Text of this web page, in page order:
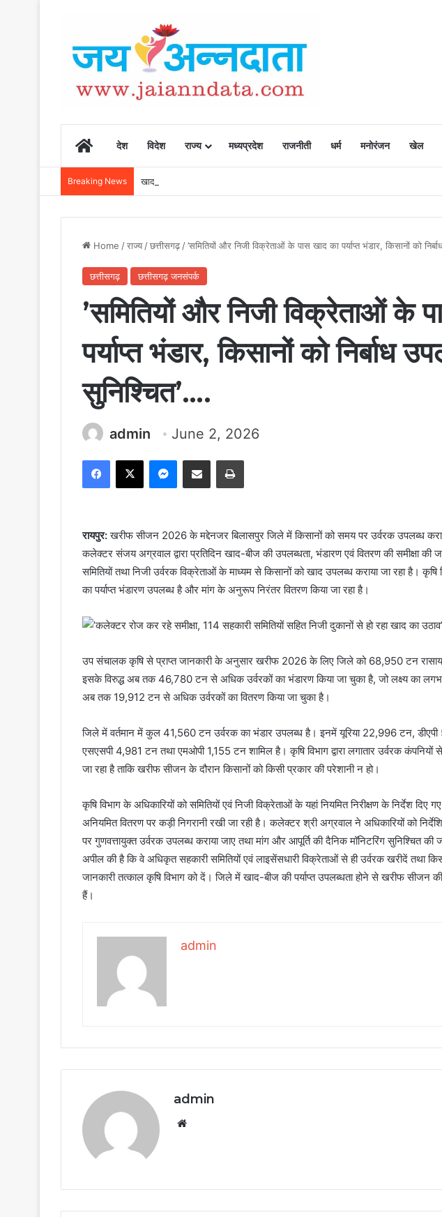
Homeदेश विदेश राज्य मध्यप्रदेश राजनीती धर्म मनोरंजन खेल
Breaking News खाद, बीज और उर्वरकों की समय पर उपलब्धता से किसानों में उत्साह, नैनो डीएपी और नैनो
Home /राज्य/छत्तीसगढ़/’समितियों और निजी विक्रेताओं के पास खाद का पर्याप्त भंडार, किसानों को
छत्तीसगढ़ छत्तीसगढ़ जनसंपर्क
’समितियों और निजी विक्रेताओं के
पर्याप्त भंडार, किसानों को निर्बाध
सुनिश्चित’….
admin June 2, 2026
Facebook
X Messenger
Share via Email Print
रायपुर:खरीफ सीजन 2026 के मद्देनजर बिलासपुर जिले में किसानों को समय पर उर्वरक उपलब्ध
कलेक्टर संजय अग्रवाल द्वारा प्रतिदिन खाद-बीज की उपलब्धता, भंडारण एवं वितरण की समीक्षा की
समितियों तथा निजी उर्वरक विक्रेताओं के माध्यम से किसानों को खाद उपलब्ध कराया जा रहा है।
का पर्याप्त भंडारण उपलब्ध है और मांग के अनुरूप निरंतर वितरण किया जा रहा है।
उप संचालक कृषि से प्राप्त जानकारी के अनुसार खरीफ 2026 के लिए जिले को 68,950 टन
इसके विरुद्ध अब तक 46,780 टन से अधिक उर्वरकों का भंडारण किया जा चुका है, जो लक्ष्य का
अब तक 19,912 टन से अधिक उर्वरकों का वितरण किया जा चुका है।
जिले में वर्तमान में कुल 41,560 टन उर्वरक का भंडार उपलब्ध है। इनमें यूरिया 22,996 टन,
एसएसपी 4,981 टन तथा एमओपी 1,155 टन शामिल है। कृषि विभाग द्वारा लगातार उर्वरक कंपनियों
जा रहा है ताकि खरीफ सीजन के दौरान किसानों को किसी प्रकार की परेशानी न हो।
कृषि विभाग के अधिकारियों को समितियों एवं निजी विक्रेताओं के यहां नियमित निरीक्षण के निर्देश दिए
अनियमित वितरण पर कड़ी निगरानी रखी जा रही है। कलेक्टर श्री अग्रवाल ने अधिकारियों को
पर गुणवत्तायुक्त उर्वरक उपलब्ध कराया जाए तथा मांग और आपूर्ति की दैनिक मॉनिटरिंग सुनिश्चित
अपील की है कि वे अधिकृत सहकारी समितियों एवं लाइसेंसधारी विक्रेताओं से ही उर्वरक खरीदें तथा
जानकारी तत्काल कृषि विभाग को दें। जिले में खाद-बीज की पर्याप्त उपलब्धता होने से खरीफ सीजन
हैं।
admin
admin